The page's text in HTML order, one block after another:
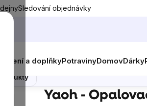
Sledování objednávky
a doplňkyPotravinyDomovDárky
s olejem z konopných semínek, SPF 15, 240
Yaoh -